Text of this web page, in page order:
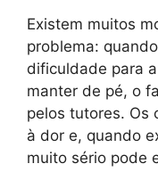
Existem muitos
problema:
dificuldade para
manter de pé, o
pelos tutores. Os
à dor e, quando
muito sério pode